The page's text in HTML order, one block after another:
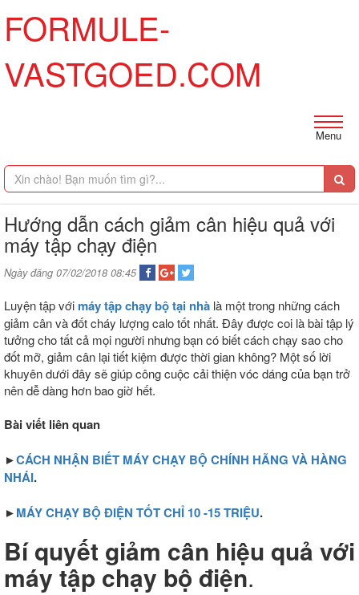
FORMULE-
VASTGOED.COM
Menu
Hướng dẫn cách giảm cân hiệu quả với
máy tập chạy điện
Ngày đăng 07/02/2018 08:45
Luyện tập với máy tập chạy bộ tại nhà là một trong những cách
giảm cân và đốt cháy lượng calo tốt nhất. Đây được coi là bài tập lý
tưởng cho tất cả mọi người nhưng bạn có biết cách chạy sao cho
đốt mỡ, giảm cân lại tiết kiệm được thời gian không? Một số lời
khuyên dưới đây sẽ giúp công cuộc cải thiện vóc dáng của bạn trở
nên dễ dàng hơn bao giờ hết.
Bài viết liên quan
►CÁCH NHẬN BIẾT MÁY CHẠY BỘ CHÍNH HÃNG VÀ HÀNG
NHÁI.
►MÁY CHẠY BỘ ĐIỆN TỐT CHỈ 10 -15 TRIỆU.
Bí quyết giảm cân hiệu quả với
máy tập chạy bộ điện.